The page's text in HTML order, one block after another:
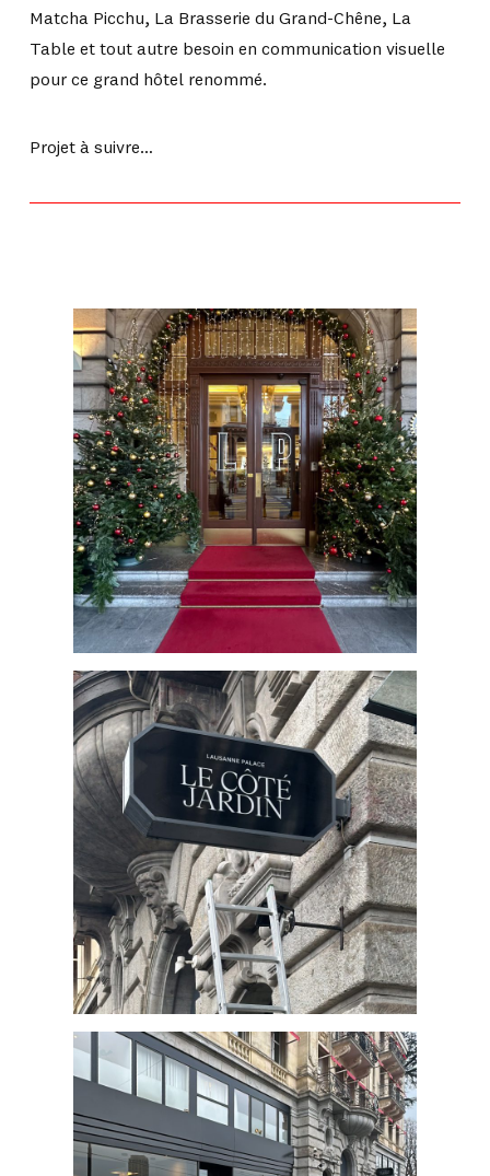
Matcha Picchu, La Brasserie du Grand-Chêne, La
Table et tout autre besoin en communication visuelle
pour ce grand hôtel renommé.
Projet à suivre…